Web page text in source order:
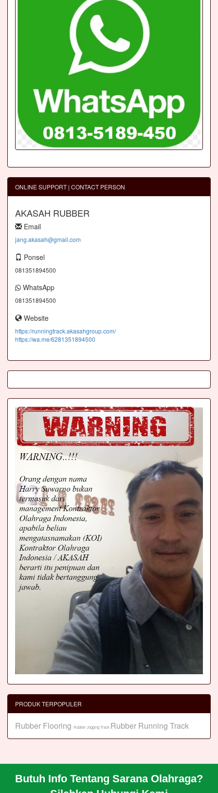
ONLINE SUPPORT | CONTACT PERSON
AKASAH RUBBER
Email
jang.akasah@gmail.com
Ponsel
081351894500
WhatsApp
081351894500
Website
https://runningtrack.akasahgroup.com/
https://wa.me/6281351894500
Butuh Info Tentang Sarana Olahraga?
PRODUK TERPOPULER
Rubber Flooring Rubber Jogging Track Rubber Running Track